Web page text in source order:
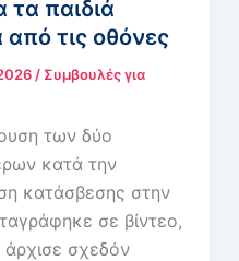
τα παιδιά
από τις οθόνες
/ Συμβουλές για
των δύο
κατά την
κατάσβεσης στην
σε βίντεο,
άρχισε σχεδόν